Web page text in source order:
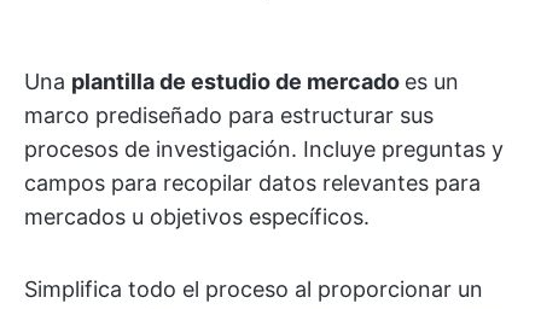
Una plantilla de estudio de mercado es un
marco prediseñado para estructurar sus
procesos de investigación. Incluye preguntas y
campos para recopilar datos relevantes para
mercados u objetivos específicos.
Simplifica todo el proceso al proporcionar un